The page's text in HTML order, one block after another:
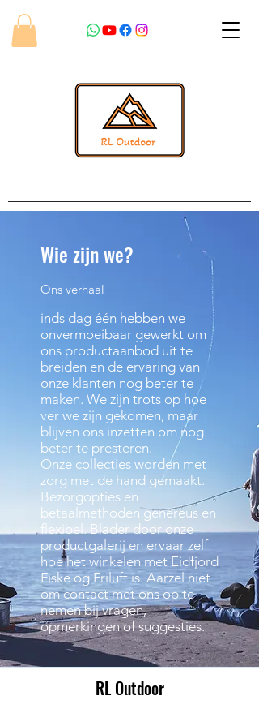
Wie zijn we?
Ons verhaal
inds dag één hebben we
onvermoeibaar gewerkt om
ons productaanbod uit te
breiden en de ervaring van
onze klanten nog beter te
maken. We zijn trots op hoe
ver we zijn gekomen, maar
blijven ons inzetten om nog
beter te presteren.
Onze collecties worden met
zorg met de hand gemaakt.
Bezorgopties en
betaalmethoden genereus en
flexibel. Blader door onze
productgalerij en ervaar zelf
hoe het winkelen met Eidfjord
Fiske og Friluft is. Aarzel niet
om contact met ons op te
nemen bij vragen,
opmerkingen of suggesties.
RL Outdoor